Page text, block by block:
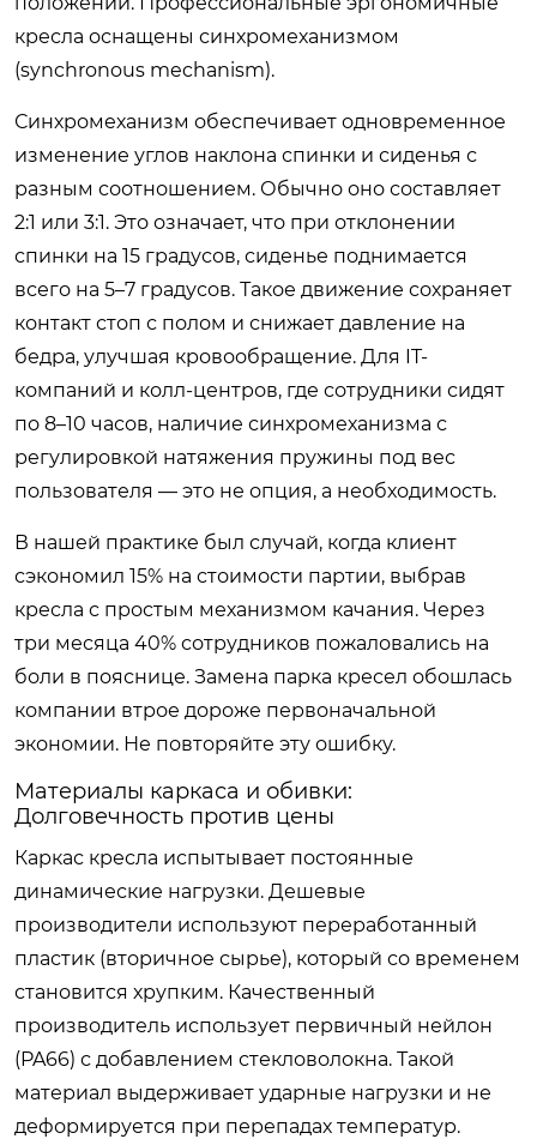
кресла оснащены синхромеханизмом
(synchronous mechanism).
Синхромеханизм обеспечивает одновременное
изменение углов наклона спинки и сиденья с
разным соотношением. Обычно оно составляет
2:1 или 3:1. Это означает, что при отклонении
спинки на 15 градусов, сиденье поднимается
всего на 5–7 градусов. Такое движение сохраняет
контакт стоп с полом и снижает давление на
бедра, улучшая кровообращение. Для IT-
компаний и колл-центров, где сотрудники сидят
по 8–10 часов, наличие синхромеханизма с
регулировкой натяжения пружины под вес
пользователя — это не опция, а необходимость.
В нашей практике был случай, когда клиент
сэкономил 15% на стоимости партии, выбрав
кресла с простым механизмом качания. Через
три месяца 40% сотрудников пожаловались на
боли в пояснице. Замена парка кресел обошлась
компании втрое дороже первоначальной
экономии. Не повторяйте эту ошибку.
Материалы каркаса и обивки:
Долговечность против цены
Каркас кресла испытывает постоянные
динамические нагрузки. Дешевые
производители используют переработанный
пластик (вторичное сырье), который со временем
становится хрупким. Качественный
производитель использует первичный нейлон
(PA66) с добавлением стекловолокна. Такой
материал выдерживает ударные нагрузки и не
деформируется при перепадах температур.